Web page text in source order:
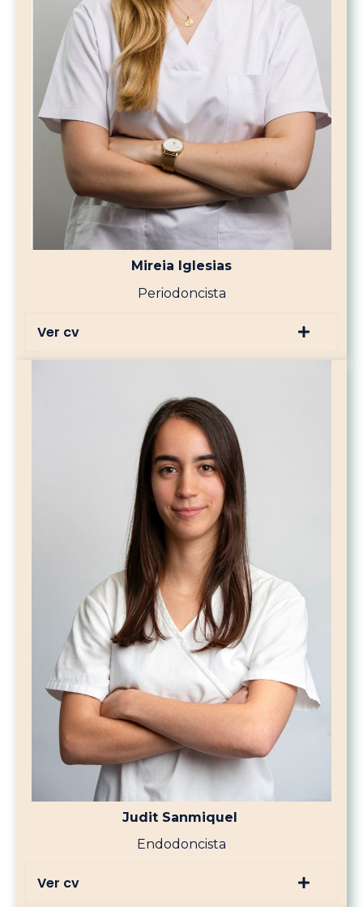
Mireia Iglesias
Periodoncista
Ver cv
Judit Sanmiquel
Endodoncista
Ver cv